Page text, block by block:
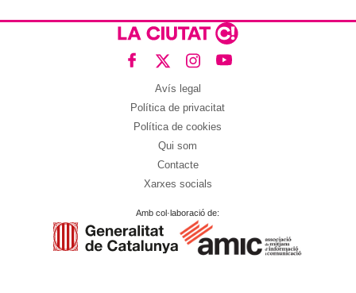
Avís legal
Política de privacitat
Política de cookies
Qui som
Contacte
Xarxes socials
Amb col·laboració de: